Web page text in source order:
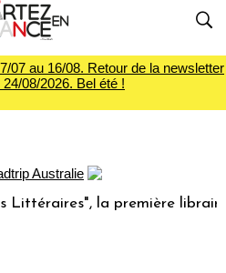
07 au 16/08. Retour de la newsletter
08/2026. Bel été !
la première librairie du